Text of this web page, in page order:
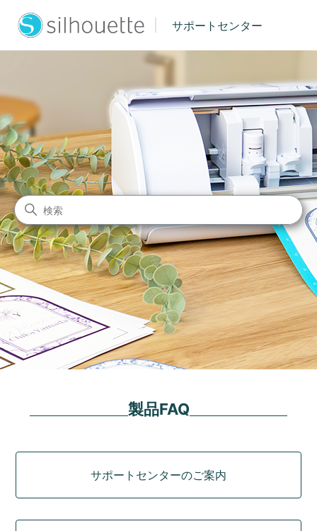
サポートセンター
シルエットジャパン サポート
検索
製品FAQ
サポートセンターのご案内